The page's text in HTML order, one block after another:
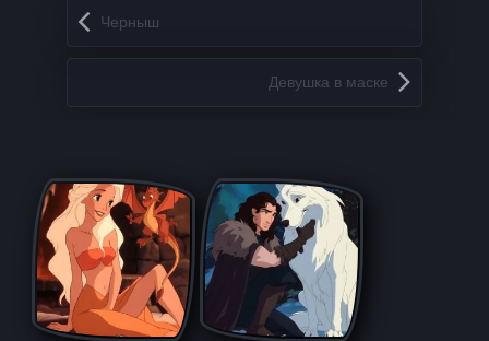
Запись навигация
Черныш
Девушка в маске